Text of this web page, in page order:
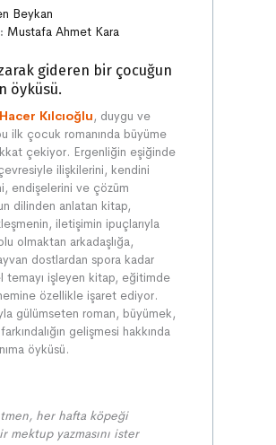
Beykan
Mustafa Ahmet Kara
gideren bir çocuğun
öyküsü.
Hacer Kılcıoğlu, duygu ve
ilk çocuk romanında büyüme
çekiyor. Ergenliğin eşiğinde
ilişkilerini, kendini
endişelerini ve çözüm
dilinden anlatan kitap,
iletişimin ipuçlarıyla
olmaktan arkadaşlığa,
dostlardan spora kadar
temayı işleyen kitap, eğitimde
özellikle işaret ediyor.
gülümseten roman, büyümek,
gelişmesi hakkında
öyküsü.
her hafta köpeği
mektup yazmasını ister